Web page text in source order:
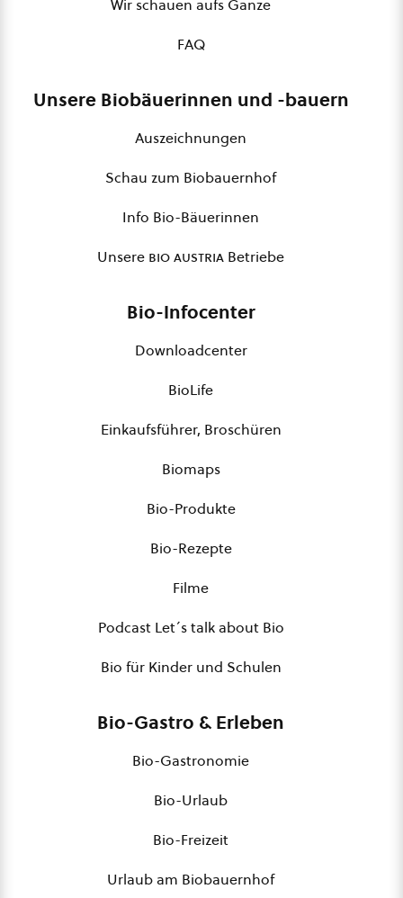
Wir schauen aufs Ganze
FAQ
Unsere Biobäuerinnen und -bauern
Auszeichnungen
Schau zum Biobauernhof
Info Bio-Bäuerinnen
Unsere bio austria Betriebe
Bio-Infocenter
Downloadcenter
BioLife
Einkaufsführer, Broschüren
Biomaps
Bio-Produkte
Bio-Rezepte
Filme
Podcast Let´s talk about Bio
Bio für Kinder und Schulen
Bio-Gastro & Erleben
Bio-Gastronomie
Bio-Urlaub
Bio-Freizeit
Urlaub am Biobauernhof